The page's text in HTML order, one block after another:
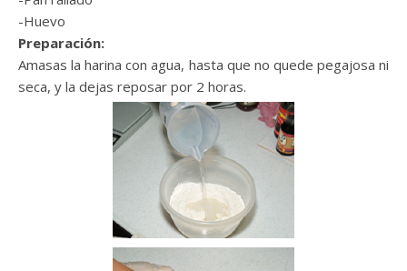
-Huevo
Preparación:
Amasas la harina con agua, hasta que no quede pegajosa ni
seca, y la dejas reposar por 2 horas.